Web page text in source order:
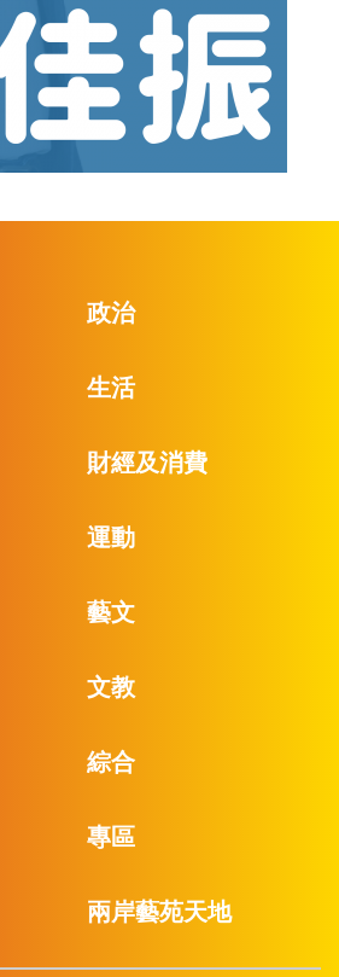
政治
生活
財經及消費
運動
藝文
文教
綜合
專區
兩岸藝苑天地